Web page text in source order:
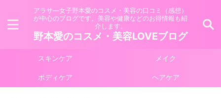
アラサ―女子野本愛のコスメ・美容の口コミ（感想）
が中心のブログです。美容や健康などのお得情報も紹
介します。
野本愛のコスメ・美容LOVEブログ
スキンケア メイク
ボディケア ヘアケア